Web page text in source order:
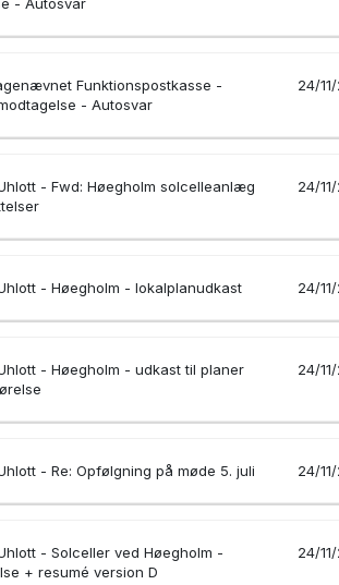
Funktionspostkasse -
- Autosvar
24/
- Fwd: Høegholm solcelleanlæg
24/
- Høegholm - lokalplanudkast 24/
- Høegholm - udkast til planer
24/
- Re: Opfølgning på møde 5. juli 24/
- Solceller ved Høegholm -
+ resumé version D
24/